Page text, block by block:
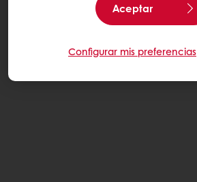
Aceptar
Configurar mis preferencias